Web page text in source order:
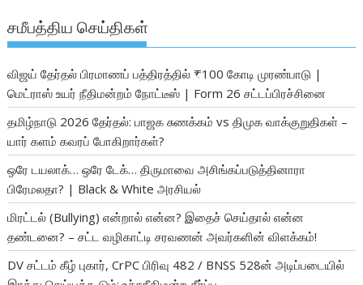
சமீபத்திய செய்திகள்
விஜய் தேர்தல் பிரமாணப் பத்திரத்தில் ₹100 கோடி முரண்பாடு |
மெட்ராஸ் உயர் நீதிமன்றம் நோட்டீஸ் | Form 26 சட்டப்பிரச்சினை
தமிழ்நாடு 2026 தேர்தல்: பாஜக சுணக்கம் vs திமுக வாக்குறுதிகள் –
யார் களம் கவரப் போகிறார்கள்?
ஒரே டயலாக்… ஒரே டேக்… திருமாவை அசிங்கப்படுத்தினாரா
பிரேமலதா? | Black & White அரசியல்
மிரட்டல் (Bullying) என்றால் என்ன? இதைச் செய்தால் என்ன
தண்டனை? – சட்ட வழிகாட்டி சரவணன் அவர்களின் விளக்கம்!
DV சட்டம் கீழ் புகார், CrPC பிரிவு 482 / BNSS 528ன் அடிப்படையில்